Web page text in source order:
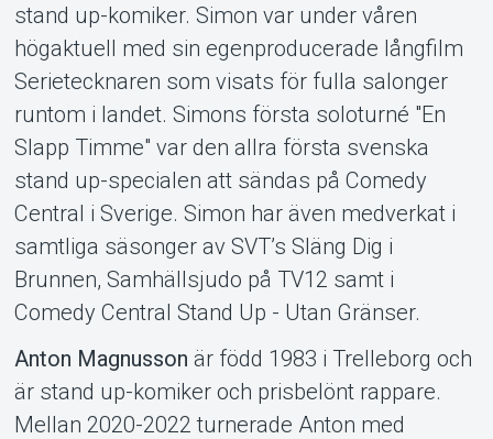
stand up-komiker. Simon var under våren
högaktuell med sin egenproducerade långfilm
Serietecknaren som visats för fulla salonger
runtom i landet. Simons första soloturné "En
Slapp Timme" var den allra första svenska
stand up-specialen att sändas på Comedy
Central i Sverige. Simon har även medverkat i
samtliga säsonger av SVT’s Släng Dig i
Brunnen, Samhällsjudo på TV12 samt i
Comedy Central Stand Up - Utan Gränser.
Anton Magnusson är född 1983 i Trelleborg och
är stand up-komiker och prisbelönt rappare.
Mellan 2020-2022 turnerade Anton med